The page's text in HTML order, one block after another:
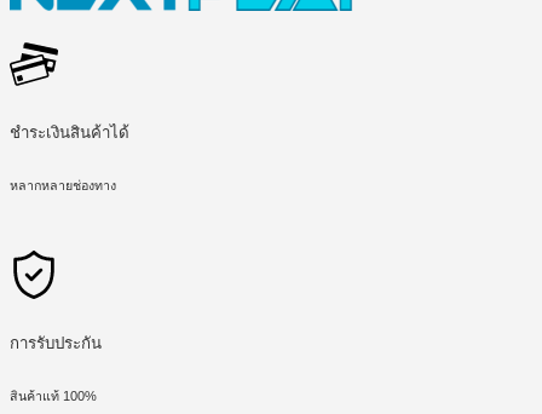
ชำระเงินสินค้าได้
หลากหลายช่องทาง
การรับประกัน
สินค้าแท้ 100%